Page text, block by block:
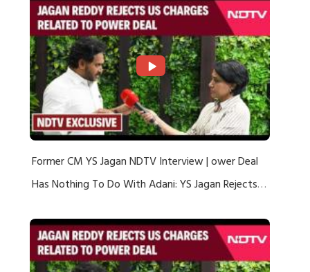
Former CM YS Jagan NDTV Interview | ower Deal
Has Nothing To Do With Adani: YS Jagan Rejects